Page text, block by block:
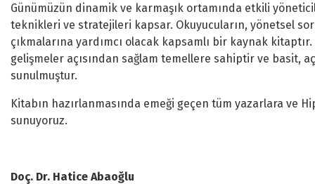
Günümüzün dinamik ve karmaşık ortamında etkili
teknikleri ve stratejileri kapsar. Okuyucuların, yönetsel
çıkmalarına yardımcı olacak kapsamlı bir kaynak
gelişmeler açısından sağlam temellere sahiptir ve basit,
sunulmuştur.
Kitabın hazırlanmasında emeği geçen tüm yazarlara ve
sunuyoruz.
Doç. Dr. Hatice Abaoğlu